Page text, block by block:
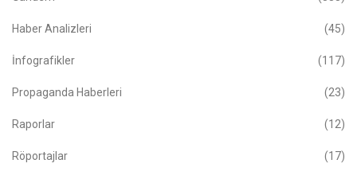
Haber Analizleri (45)
İnfografikler (117)
Propaganda Haberleri (23)
Raporlar (12)
Röportajlar (17)